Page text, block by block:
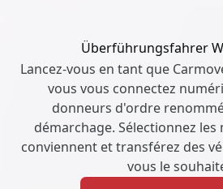
Überführungsfahrer
Lancez-vous en tant que
vous vous connectez
donneurs d'ordre
démarchage. Sélectionnez les
conviennent et transférez des
vous le